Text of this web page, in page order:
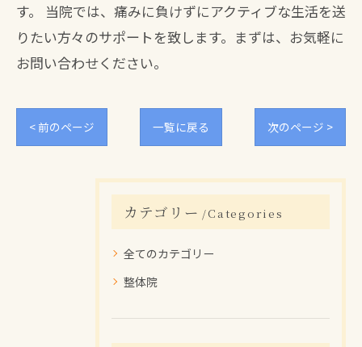
す。 当院では、痛みに負けずにアクティブな生活を送
りたい方々のサポートを致します。まずは、お気軽に
お問い合わせください。
< 前のページ 一覧に戻る 次のページ >
カテゴリー Categories
全てのカテゴリー
整体院